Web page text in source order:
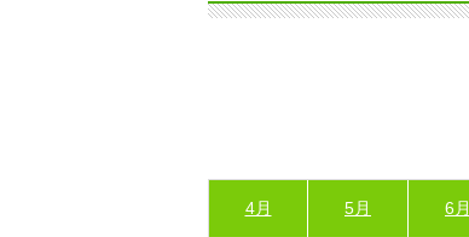
4月 5月 6月